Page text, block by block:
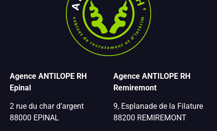
Agence ANTILOPE RH
Epinal
2 rue du char d’argent
88000 EPINAL
Agence ANTILOPE RH
Remiremont
9, Esplanade de la Filature
88200 REMIREMONT